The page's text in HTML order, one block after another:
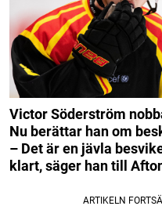
Victor Söderström
Nu berättar han om
– Det är en jävla
klart, säger han till